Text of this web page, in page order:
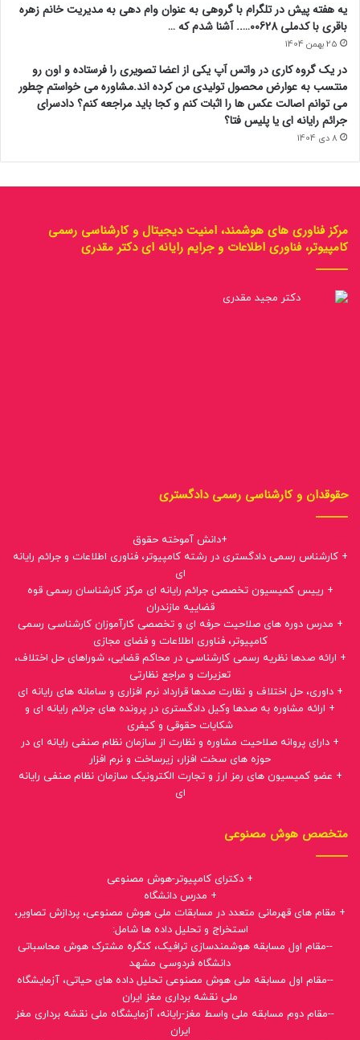
یه هفته پیش در تلگرام با گروهی به عنوان وام دهی به مدیریت خانم زهره
باقری با کدملی 00628….. آشنا شدم که …
25 بهمن 1404
در یک گروه کاری در واتس آپ یکی از اعضا تصویری را فرستاده و اون رو
منتسب به عوارض محصول تولیدی من کرده اند.مشاوره می خواستم چطور
می توانم اصالت عکس ها را اثبات کنم و کجا باید مراجعه کنم؟ دادسرای
جرائم رایانه ای یا پلیس فتا؟
8 دی 1404
مرکز فناوری های هوشمند، امنیت دیجیتال و کارشناسی رسمی
کامپیوتر، فناوری اطلاعات و جرایم رایانه ای دکتر مقدری
حقوقدان و کارشناسی رسمی دادگستری
+دانش آموخته حقوق
+ کارشناس رسمی دادگستری در رشته کامپیوتر، فناوری اطلاعات و جرائم رایانه
ای
+ رییس کمیسیون تخصصی جرائم رایانه ای مرکز کارشناسان رسمی قوه
قضاییه مازندران
+ مدرس دوره های صلاحیت حرفه ای و تخصصی کارآموزان کارشناسی رسمی
کامپیوتر، فناوری اطلاعات و فضای مجازی
+ ارائه صدها نظریه رسمی کارشناسی در محاکم قضایی، شوراهای حل اختلاف،
تعزیرات و مراجع نظارتی
+ داوری، حل اختلاف و نظارت صدها قرارداد نرم افزاری و سامانه های رایانه ای
+ ارائه مشاوره به صدها وکیل دادگستری در پرونده های جرائم رایانه ای و
شکایات حقوقی و کیفری
+ دارای پروانه صلاحیت مشاوره و نظارت از سازمان نظام صنفی رایانه ای در
حوزه های سخت افزار، زیرساخت و نرم افزار
+ عضو کمیسیون های رمز ارز و تجارت الکترونیک سازمان نظام صنفی رایانه
ای
متخصص هوش مصنوعی
+ دکترای کامپیوتر-هوش مصنوعی
+ مدرس دانشگاه
+ مقام های قهرمانی متعدد در مسابقات ملی هوش مصنوعی، پردازش تصاویر،
استخراج و تحلیل داده ها شامل:
--مقام اول مسابقه هوشمندسازی ترافیک، کنگره مشترک هوش محاسباتی
دانشگاه فردوسی مشهد
--مقام اول مسابقه ملی هوش مصنوعی تحلیل داده های حیاتی، آزمایشگاه
ملی نقشه برداری مغز ایران
--مقام دوم مسابقه ملی واسط مغز-رایانه، آزمایشگاه ملی نقشه برداری مغز
ایران